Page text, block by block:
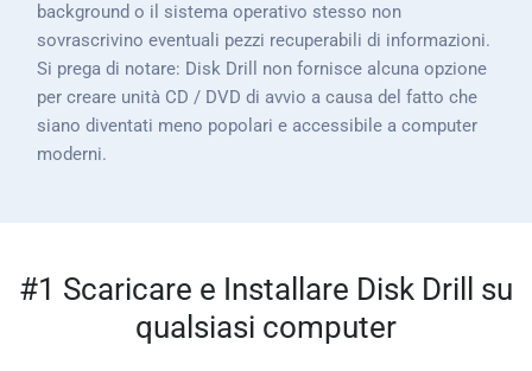
background o il sistema operativo stesso non
sovrascrivino eventuali pezzi recuperabili di informazioni.
Si prega di notare: Disk Drill non fornisce alcuna opzione
per creare unità CD / DVD di avvio a causa del fatto che
siano diventati meno popolari e accessibile a computer
moderni.
#1 Scaricare e Installare Disk Drill su
qualsiasi computer